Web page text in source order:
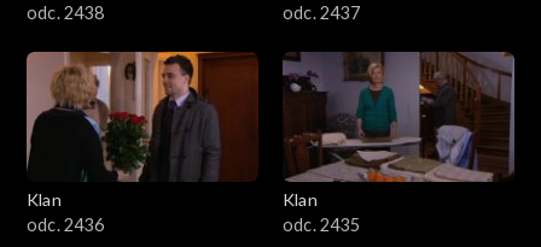
odc. 2438
odc. 2437
Klan
odc. 2436
Klan
odc. 2435